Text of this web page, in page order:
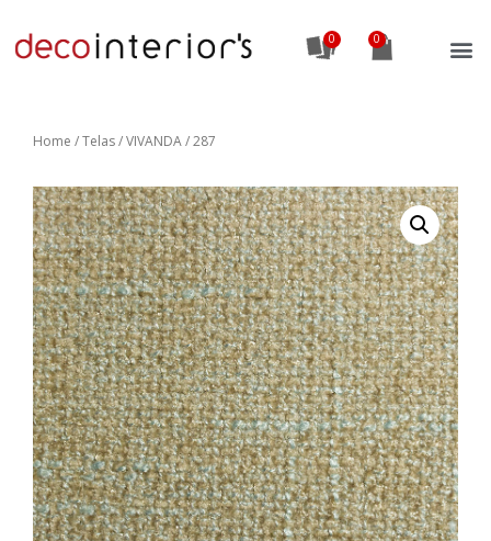
0
Home /Telas/ VIVANDA / 287